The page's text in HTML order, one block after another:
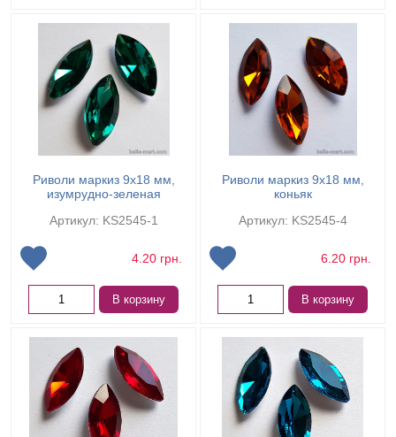
Риволи маркиз 9х18 мм,
изумрудно-зеленая
Артикул: KS2545-1
4.20 грн.
В корзину
Риволи маркиз 9х18 мм,
коньяк
Артикул: KS2545-4
6.20 грн.
В корзину